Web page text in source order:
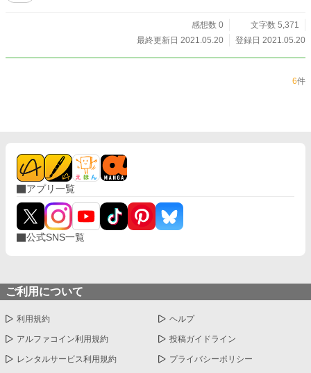
感想数 0
文字数 5,371
最終更新日 2021.05.20
登録日 2021.05.20
6件
アプリ一覧
公式SNS一覧
ご利用について
利用規約 ヘルプ
アルファコイン利用規約 投稿ガイドライン
レンタルサービス利用規約 プライバシーポリシー